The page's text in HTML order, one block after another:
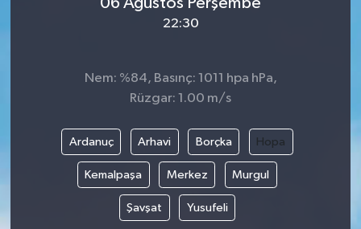
22:30
Nem: %84, Basınç: 1011 hpa hPa,
Rüzgar: 1.00 m/s
Ardanuç Arhavi Borçka Hopa
Kemalpaşa Merkez Murgul
Şavşat Yusufeli